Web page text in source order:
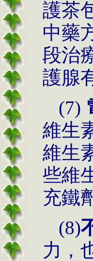
護茶
中藥
段治
護腺
(7)
維生
維生
些維
充鐵
(8)
力，